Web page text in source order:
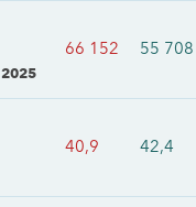
2025
66 152 55 708
40,9 42,4